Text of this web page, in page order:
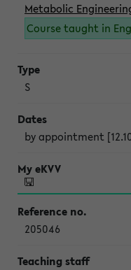
Metabolic
Course taught in
S
by appointment
205046